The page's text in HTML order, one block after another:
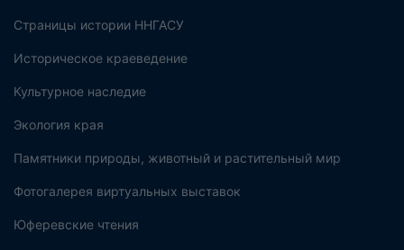
Страницы истории ННГАСУ
Историческое краеведение
Культурное наследие
Экология края
Памятники природы, животный и растительный мир
Фотогалерея виртуальных выставок
Юферевские чтения